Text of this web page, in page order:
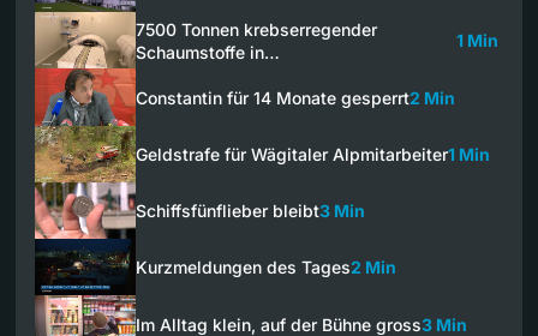
7500 Tonnen krebserregender
Schaumstoffe in…
1 Min
Constantin für 14 Monate gesperrt2 Min
Geldstrafe für Wägitaler Alpmitarbeiter1 Min
Schiffsfünflieber bleibt3 Min
Kurzmeldungen des Tages2 Min
Im Alltag klein, auf der Bühne gross3 Min